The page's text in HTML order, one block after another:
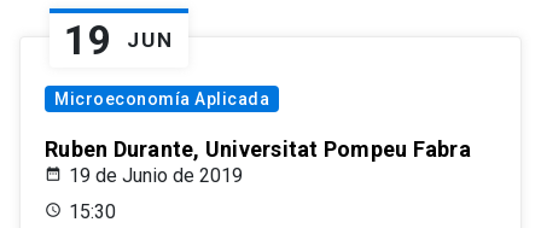
19 JUN
Microeconomía Aplicada
Ruben Durante, Universitat Pompeu Fabra
19 de Junio de 2019
15:30